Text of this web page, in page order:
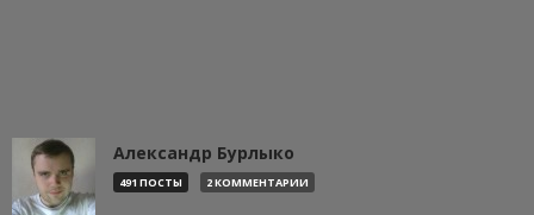
Александр Бурлыко
491 ПОСТЫ 2 КОММЕНТАРИИ